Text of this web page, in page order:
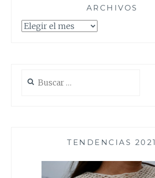
ARCHIVOS
Archivos
TENDENCIAS 2021